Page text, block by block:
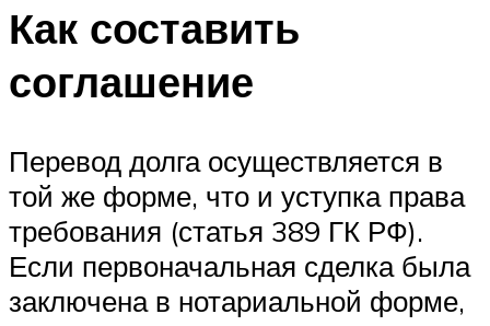
Как составить
соглашение
Перевод долга осуществляется в
той же форме, что и уступка права
требования (статья 389 ГК РФ).
Если первоначальная сделка была
заключена в нотариальной форме,